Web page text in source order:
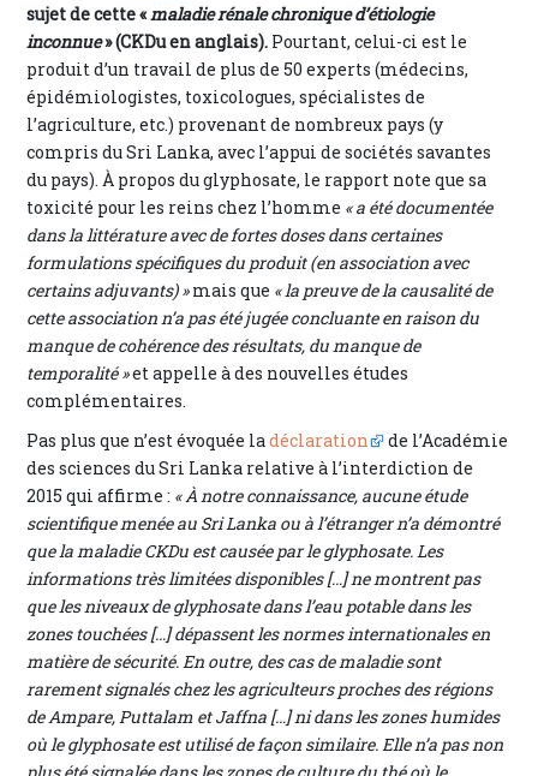
sujet de cette «maladie rénale chronique d’étiologie
inconnue» (CKDu en anglais). Pourtant, celui-ci est le
produit d’un travail de plus de 50 experts (médecins,
épidémiologistes, toxicologues, spécialistes de
l’agriculture, etc.) provenant de nombreux pays (y
compris du Sri Lanka, avec l’appui de sociétés savantes
du pays). À propos du glyphosate, le rapport note que sa
toxicité pour les reins chez l’homme « a été documentée
dans la littérature avec de fortes doses dans certaines
formulations spécifiques du produit (en association avec
certains adjuvants) »mais que « la preuve de la causalité de
cette association n’a pas été jugée concluante en raison du
manque de cohérence des résultats, du manque de
temporalité »et appelle à des nouvelles études
complémentaires.
Pas plus que n’est évoquée ladéclaration
de l’Académie
des sciences du Sri Lanka relative à l’interdiction de
2015 qui affirme : « À notre connaissance, aucune étude
scientifique menée au Sri Lanka ou à l’étranger n’a démontré
que la maladie CKDu est causée par le glyphosate. Les
informations très limitées disponibles […] ne montrent pas
que les niveaux de glyphosate dans l’eau potable dans les
zones touchées […] dépassent les normes internationales en
matière de sécurité. En outre, des cas de maladie sont
rarement signalés chez les agriculteurs proches des régions
de Ampare, Puttalam et Jaffna […] ni dans les zones humides
où le glyphosate est utilisé de façon similaire. Elle n’a pas non